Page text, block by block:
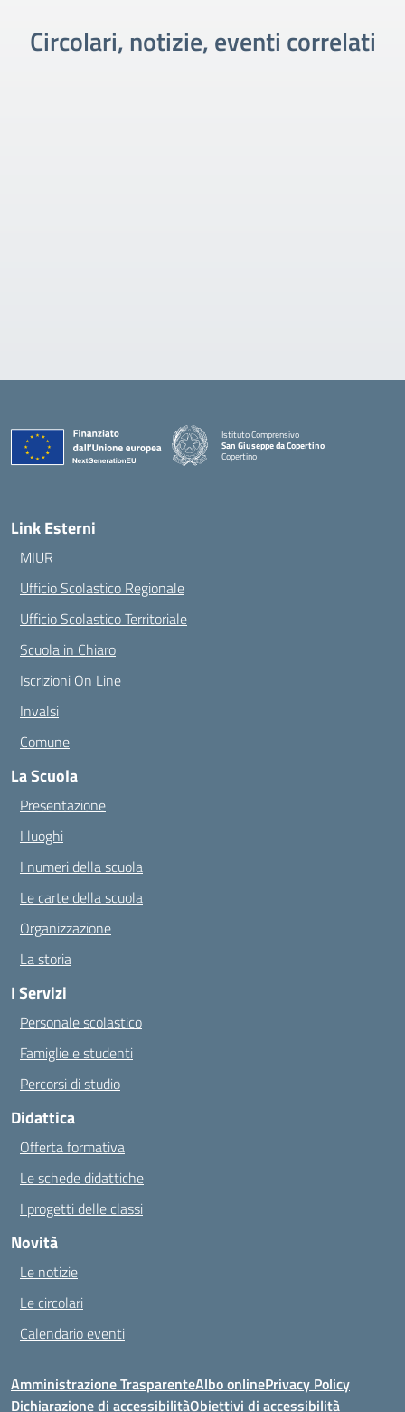
Circolari, notizie, eventi correlati
Istituto Comprensivo
San Giuseppe da Copertino
Copertino
— Visita la pagina iniziale della scuola
Link Esterni
MIUR
Ufficio Scolastico Regionale
Ufficio Scolastico Territoriale
Scuola in Chiaro
Iscrizioni On Line
Invalsi
Comune
La Scuola
Presentazione
I luoghi
I numeri della scuola
Le carte della scuola
Organizzazione
La storia
I Servizi
Personale scolastico
Famiglie e studenti
Percorsi di studio
Didattica
Offerta formativa
Le schede didattiche
I progetti delle classi
Novità
Le notizie
Le circolari
Calendario eventi
Amministrazione TrasparenteAlbo onlinePrivacy Policy
Dichiarazione di accessibilitàObiettivi di accessibilità